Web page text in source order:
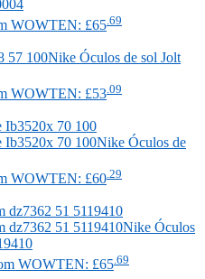
WOWTEN: £65 .69
Nike Óculos de sol Jolt
WOWTEN: £53 .09
Nike Óculos de
WOWTEN: £60 .29
Nike Óculos
WOWTEN: £65 .69